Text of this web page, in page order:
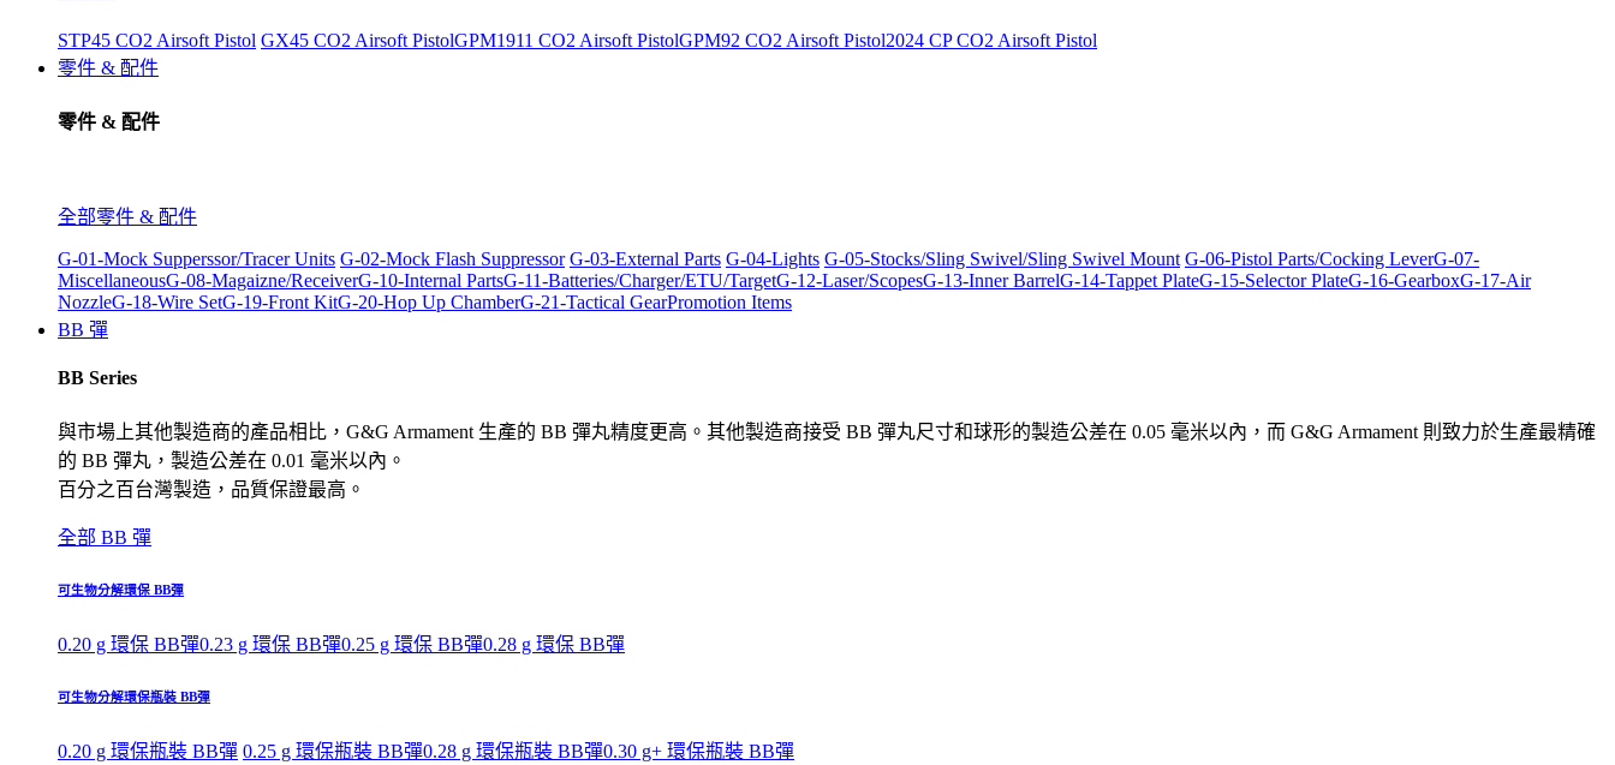
STP45 CO2 Airsoft Pistol GX45 CO2 Airsoft PistolGPM1911 CO2 Airsoft PistolGPM92 CO2 Airsoft Pistol2024 CP CO2 Airsoft Pistol
零件 & 配件
零件 & 配件
全部零件 & 配件
G-01-Mock Supperssor/Tracer Units G-02-Mock Flash Suppressor G-03-External Parts G-04-Lights G-05-Stocks/Sling Swivel/Sling Swivel Mount G-06-Pistol Parts/Cocking LeverG-07-
MiscellaneousG-08-Magaizne/ReceiverG-10-Internal PartsG-11-Batteries/Charger/ETU/TargetG-12-Laser/ScopesG-13-Inner BarrelG-14-Tappet PlateG-15-Selector PlateG-16-GearboxG-17-Air
NozzleG-18-Wire SetG-19-Front KitG-20-Hop Up ChamberG-21-Tactical GearPromotion Items
BB 彈
BB Series
與市場上其他製造商的產品相比，G&G Armament 生產的 BB 彈丸精度更高。其他製造商接受 BB 彈丸尺寸和球形的製造公差在 0.05 毫米以內，而 G&G Armament 則致力於生產最精確
的 BB 彈丸，製造公差在 0.01 毫米以內。
百分之百台灣製造，品質保證最高。
全部 BB 彈
可生物分解環保 BB彈
0.20 g 環保 BB彈0.23 g 環保 BB彈0.25 g 環保 BB彈0.28 g 環保 BB彈
可生物分解環保瓶裝 BB彈
0.20 g 環保瓶裝 BB彈 0.25 g 環保瓶裝 BB彈0.28 g 環保瓶裝 BB彈0.30 g+ 環保瓶裝 BB彈